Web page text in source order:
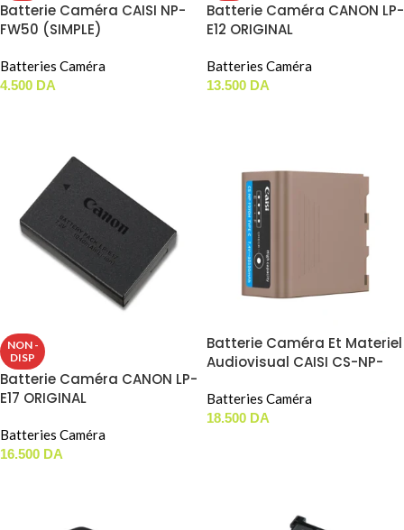
Batterie Caméra CAISI NP-
FW50 (SIMPLE)
Batteries Caméra
4.500 DA
Batterie Caméra CANON LP-
E12 ORIGINAL
Batteries Caméra
13.500 DA
NON -
DISP
Batterie Caméra CANON LP-
E17 ORIGINAL
Batteries Caméra
16.500 DA
Batterie Caméra Et Materiel
Audiovisual CAISI CS-NP-
)
Batteries Caméra
18.500 DA